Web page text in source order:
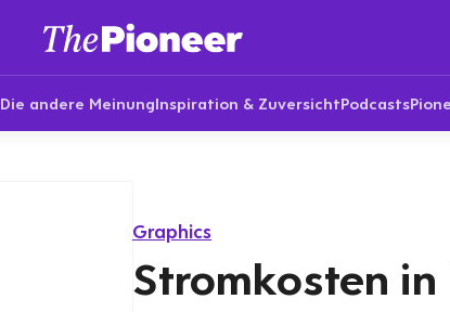
Die andere MeinungInspiration & ZuversichtPodcasts
Graphics
Stromkosten in